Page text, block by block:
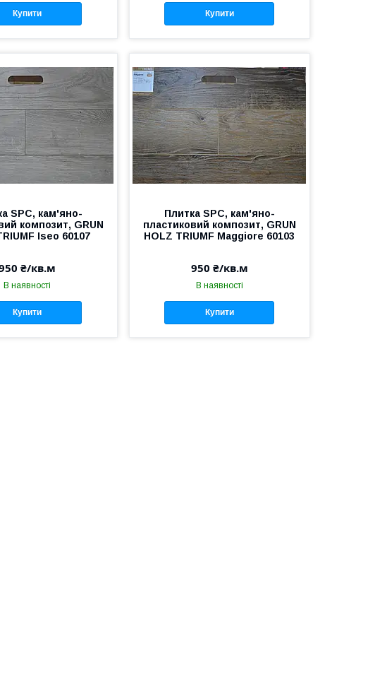
Купити Купити
SPC, кам'яно-
композит, GRUN
Iseo 60107
₴/кв.м
В наявності
Купити
Плитка SPC, кам'яно-
пластиковий композит, GRUN
HOLZ TRIUMF Maggiore 60103
950 ₴/кв.м
В наявності
Купити